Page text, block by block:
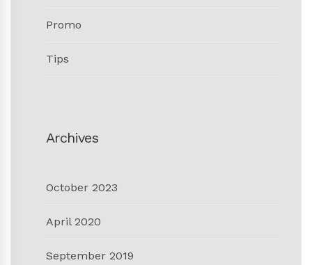
Promo
Tips
Archives
October 2023
April 2020
September 2019